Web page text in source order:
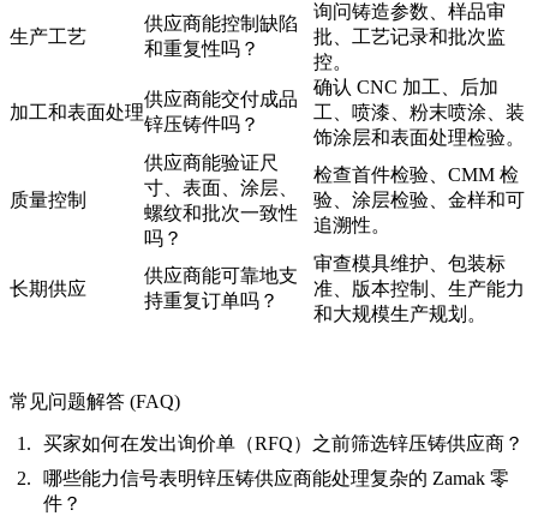
生产工艺
供应商能控制缺陷
和重复性吗？
询问铸造参数、样品审
批、工艺记录和批次监
控。
加工和表面处理
供应商能交付成品
锌压铸件吗？
确认 CNC 加工、后加
工、喷漆、粉末喷涂、装
饰涂层和表面处理检验。
质量控制
供应商能验证尺
寸、表面、涂层、
螺纹和批次一致性
吗？
检查首件检验、CMM 检
验、涂层检验、金样和可
追溯性。
长期供应
供应商能可靠地支
持重复订单吗？
审查模具维护、包装标
准、版本控制、生产能力
和大规模生产规划。
常见问题解答 (FAQ)
买家如何在发出询价单（RFQ）之前筛选锌压铸供应商？
哪些能力信号表明锌压铸供应商能处理复杂的 Zamak 零
件？